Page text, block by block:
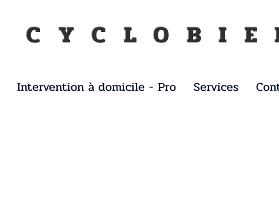
C Y C L O B I E
Intervention à domicile - Pro Services